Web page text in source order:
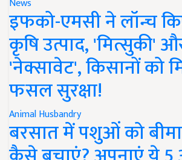
इफको-एमसी ने लॉन्च
कृषि उत्पाद, 'मित्सुकी'
'नेक्सावेट', किसानों को
फसल सुरक्षा!
Animal Husbandry
बरसात में पशुओं को